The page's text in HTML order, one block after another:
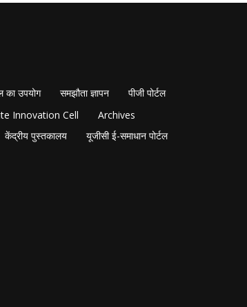
का उपयोग समझौता ज्ञापन
पीजी पोर्टल
Innovation Cell
Archives
केंद्रीय पुस्तकालय यूजीसी ई-समाधान पोर्टल